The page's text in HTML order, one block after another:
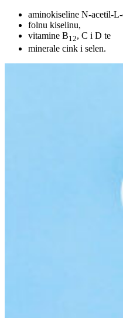
aminokiseline N-acetil-
folnu kiselinu,
vitamine B12, C i D te
minerale cink i selen.